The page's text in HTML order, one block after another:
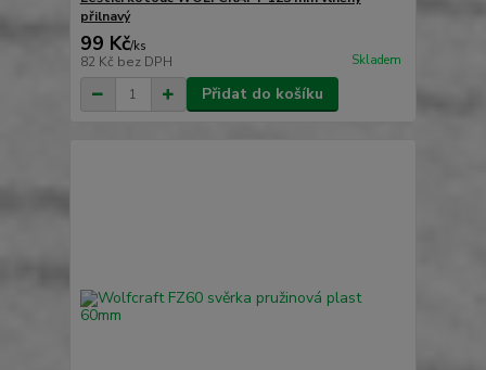
přilnavý
99 Kč/ks
82 Kč bez DPH Skladem
Přidat do košíku